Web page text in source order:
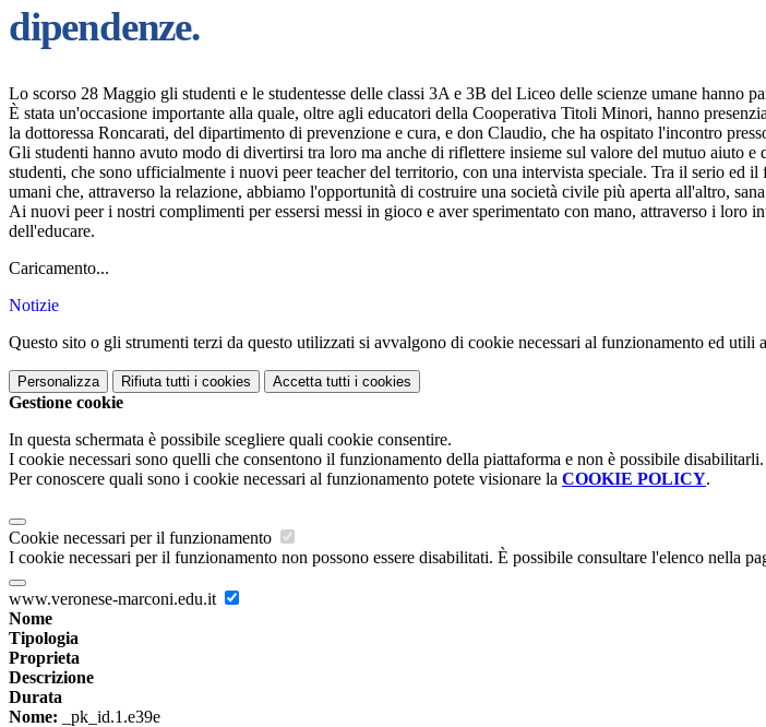
dipendenze.
Lo scorso 28 Maggio gli studenti e le studentesse delle classi 3A e 3B del Liceo delle scienze umane
È stata un'occasione importante alla quale, oltre agli educatori della Cooperativa Titoli Minori, hanno
la dottoressa Roncarati, del dipartimento di prevenzione e cura, e don Claudio, che ha ospitato l'incontro
Gli studenti hanno avuto modo di divertirsi tra loro ma anche di riflettere insieme sul valore del mutuo aiuto
studenti, che sono ufficialmente i nuovi peer teacher del territorio, con una intervista speciale. Tra il serio ed
umani che, attraverso la relazione, abbiamo l'opportunità di costruire una società civile più aperta all'altro,
Ai nuovi peer i nostri complimenti per essersi messi in gioco e aver sperimentato con mano, attraverso i loro
dell'educare.
Caricamento...
Notizie
Questo sito o gli strumenti terzi da questo utilizzati si avvalgono di cookie necessari al funzionamento ed utili
Personalizza Rifiuta tutti i cookies Accetta tutti i cookies
Gestione cookie
In questa schermata è possibile scegliere quali cookie consentire.
I cookie necessari sono quelli che consentono il funzionamento della piattaforma e non è possibile disabilitarli.
Per conoscere quali sono i cookie necessari al funzionamento potete visionare la COOKIE POLICY.
Cookie necessari per il funzionamento
I cookie necessari per il funzionamento non possono essere disabilitati. È possibile consultare l'elenco nella
www.veronese-marconi.edu.it
Nome
Tipologia
Proprieta
Descrizione
Durata
Nome: _pk_id.1.e39e